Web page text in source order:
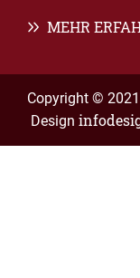
MEHR
Copyright ©
Design